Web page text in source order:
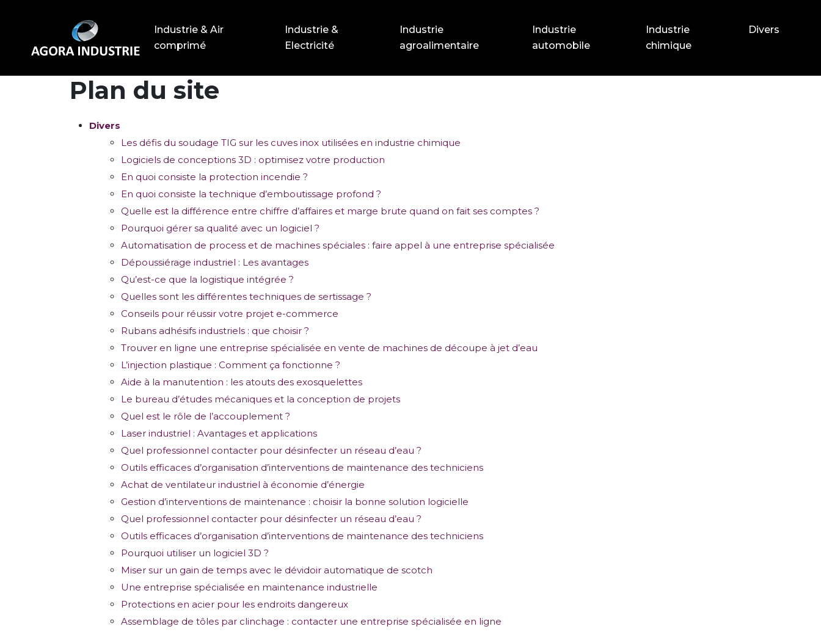
Industrie & Air
comprimé
Industrie &
Electricité
Industrie
agroalimentaire
Industrie
automobile
Industrie
chimique
Divers
Plan du site
Divers
Les défis du soudage TIG sur les cuves inox utilisées en industrie chimique
Logiciels de conceptions 3D : optimisez votre production
En quoi consiste la protection incendie ?
En quoi consiste la technique d’emboutissage profond ?
Quelle est la différence entre chiffre d’affaires et marge brute quand on fait ses comptes ?
Pourquoi gérer sa qualité avec un logiciel ?
Automatisation de process et de machines spéciales : faire appel à une entreprise spécialisée
Dépoussiérage industriel : Les avantages
Qu’est-ce que la logistique intégrée ?
Quelles sont les différentes techniques de sertissage ?
Conseils pour réussir votre projet e-commerce
Rubans adhésifs industriels : que choisir ?
Trouver en ligne une entreprise spécialisée en vente de machines de découpe à jet d’eau
L’injection plastique : Comment ça fonctionne ?
Aide à la manutention : les atouts des exosquelettes
Le bureau d’études mécaniques et la conception de projets
Quel est le rôle de l’accouplement ?
Laser industriel : Avantages et applications
Quel professionnel contacter pour désinfecter un réseau d’eau ?
Outils efficaces d’organisation d’interventions de maintenance des techniciens
Achat de ventilateur industriel à économie d’énergie
Gestion d’interventions de maintenance : choisir la bonne solution logicielle
Quel professionnel contacter pour désinfecter un réseau d’eau ?
Outils efficaces d’organisation d’interventions de maintenance des techniciens
Pourquoi utiliser un logiciel 3D ?
Miser sur un gain de temps avec le dévidoir automatique de scotch
Une entreprise spécialisée en maintenance industrielle
Protections en acier pour les endroits dangereux
Assemblage de tôles par clinchage : contacter une entreprise spécialisée en ligne